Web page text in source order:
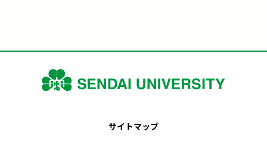
サイトマップ